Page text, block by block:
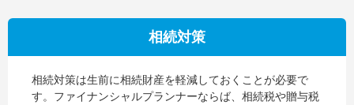
相続対策
相続対策は生前に相続財産を軽減しておくことが必要で
す。ファイナンシャルプランナーならば、相続税や贈与税